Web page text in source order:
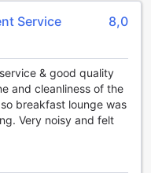
ja voit luottaa siihen,
ja mukavasti. Olitpa
tai liiketapaamisiin,
huoneessa.
Service 8,0
& good quality
and cleanliness of the
breakfast lounge was
Very noisy and felt